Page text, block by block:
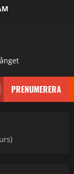
PRENUMERERA